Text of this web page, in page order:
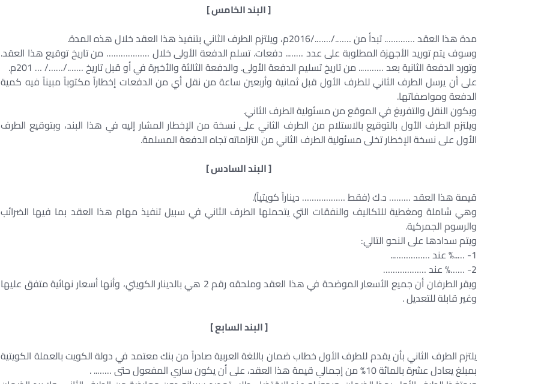
[ البند الخامس ]
مدة هذا العقد …………. تبدأ من ……./……./2016م، ويلتزم الطرف الثاني بتنفيذ هذا العقد خلال هذه المدة.
وسوف يتم توريد الأجهزة المطلوبة على عدد …….. دفعات. تسلم الدفعة الأولى خلال ……………… من تاريخ توقيع هذا العقد.
وتورد الدفعة الثانية بعد ……….. من تاريخ تسليم الدفعة الأولى. والدفعة الثالثة والأخيرة في أو قبل تاريخ ……./……/ … 201م.
على أن يرسل الطرف الثاني للطرف الأول قبل ثمانية وأربعين ساعة من نقل أي من الدفعات إخطاراً مكتوباً مبيناً فيه كمية
الدفعة ومواصفاتها.
ويكون النقل والتفريغ في الموقع من مسئولية الطرف الثاني.
ويلتزم الطرف الأول بالتوقيع بالاستلام من الطرف الثاني على نسخة من الإخطار المشار إليه في هذا البند، وبتوقيع الطرف
الأول على نسخة الإخطار تخلى مسئولية الطرف الثاني من التزاماته تجاه الدفعة المسلمة.
[ البند السادس ]
قيمة هذا العقد ……… د.ك (فقط ……………… ديناراً كويتياً).
وهي شاملة ومغطية للتكاليف والنفقات التي يتحملها الطرف الثاني في سبيل تنفيذ مهام هذا العقد بما فيها الضرائب
والرسوم الجمركية.
ويتم سدادها على النحو التالي:
1- …..% عند ……………..
2- ……% عند ………………
ويقر الطرفان أن جميع الأسعار الموضحة في هذا العقد وملحقه رقم 2 هي بالدينار الكويتي، وأنها أسعار نهائية متفق عليها
وغير قابلة للتعديل .
[ البند السابع ]
يلتزم الطرف الثاني بأن يقدم للطرف الأول خطاب ضمان باللغة العربية صادراً من بنك معتمد في دولة الكويت بالعملة الكويتية
بمبلغ يعادل عشرة بالمائة 10% من إجمالي قيمة هذا العقد، على أن يكون ساري المفعول حتى …….. .